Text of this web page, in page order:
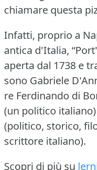
chiamare questa
Infatti, proprio a
antica d'Italia,
aperta dal 1738 e
sono Gabriele
re Ferdinando di
(un politico
(politico, storico,
scrittore italiano).
Scopri di più su